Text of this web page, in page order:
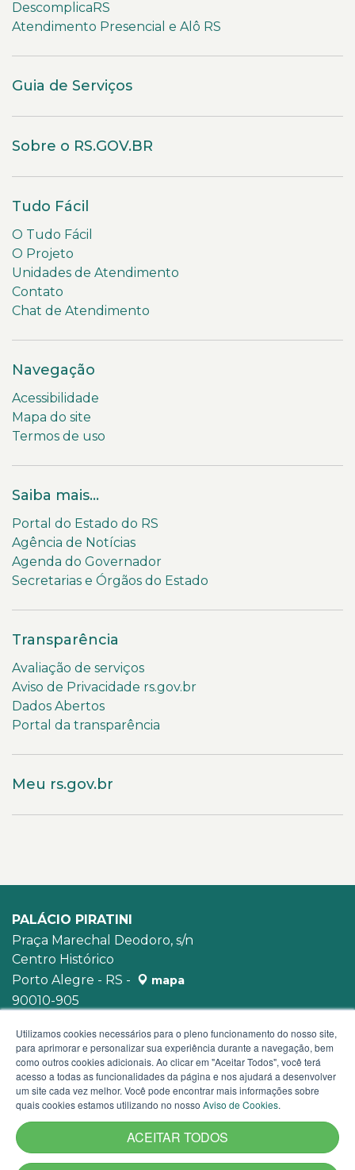
DescomplicaRS
Atendimento Presencial e Alô RS
Guia de Serviços
Sobre o RS.GOV.BR
Tudo Fácil
O Tudo Fácil
O Projeto
Unidades de Atendimento
Contato
Chat de Atendimento
Navegação
Acessibilidade
Mapa do site
Termos de uso
Saiba mais...
Portal do Estado do RS
Agência de Notícias
Agenda do Governador
Secretarias e Órgãos do Estado
Transparência
Avaliação de serviços
Aviso de Privacidade rs.gov.br
Dados Abertos
Portal da transparência
Meu rs.gov.br
PALÁCIO PIRATINI
Praça Marechal Deodoro, s/n
Centro Histórico
Porto Alegre - RS -
mapa
90010-905
Utilizamos cookies necessários para o pleno funcionamento do nosso site,
para aprimorar e personalizar sua experiência durante a navegação, bem
como outros cookies adicionais. Ao clicar em "Aceitar Todos", você terá
acesso a todas as funcionalidades da página e nos ajudará a desenvolver
um site cada vez melhor. Você pode encontrar mais informações sobre
quais cookies estamos utilizando no nosso Aviso de Cookies.
ACEITAR TODOS